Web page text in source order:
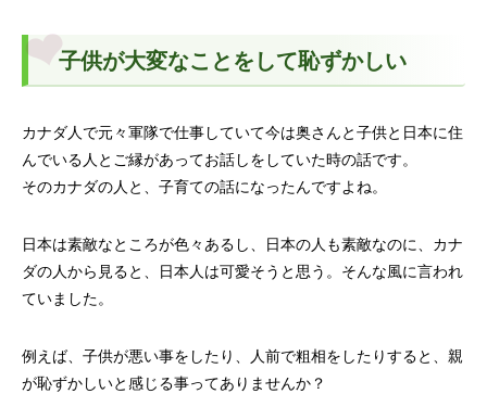
子供が大変なことをして恥ずかしい
カナダ人で元々軍隊で仕事していて今は奥さんと子供と日本に住
んでいる人とご縁があってお話しをしていた時の話です。
そのカナダの人と、子育ての話になったんですよね。
日本は素敵なところが色々あるし、日本の人も素敵なのに、カナ
ダの人から見ると、日本人は可愛そうと思う。そんな風に言われ
ていました。
例えば、子供が悪い事をしたり、人前で粗相をしたりすると、親
が恥ずかしいと感じる事ってありませんか？